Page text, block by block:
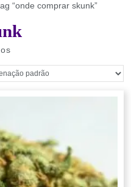
“onde comprar skunk”